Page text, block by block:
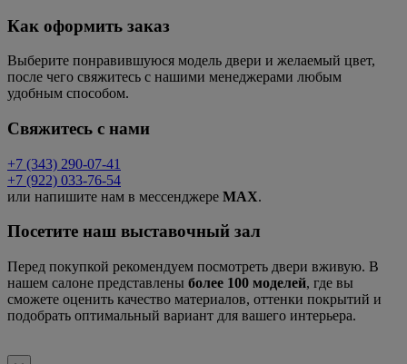
Как оформить заказ
Выберите понравившуюся модель двери и желаемый цвет,
после чего свяжитесь с нашими менеджерами любым
удобным способом.
Свяжитесь с нами
+7 (343) 290-07-41
+7 (922) 033-76-54
или напишите нам в мессенджере MAX.
Посетите наш выставочный зал
Перед покупкой рекомендуем посмотреть двери вживую. В
нашем салоне представлены более 100 моделей, где вы
сможете оценить качество материалов, оттенки покрытий и
подобрать оптимальный вариант для вашего интерьера.